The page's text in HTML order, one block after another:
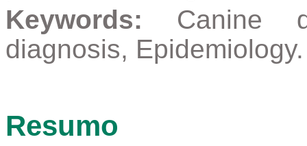
Keywords: Canine
diagnosis, Epidemiology.
Resumo